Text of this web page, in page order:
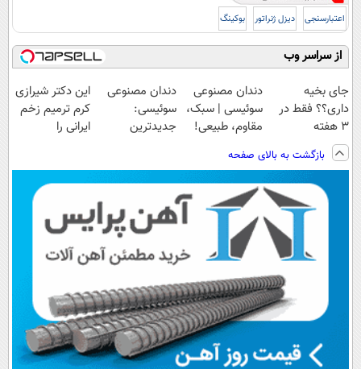
اعتبارسنجی دیزل ژنراتور بوکینگ
از سراسر وب
جای بخیه
داری؟؟ فقط در
3 هفته
ترمیمش کن!😍
دندان مصنوعی
سوئیسی | سبک،
مقاوم، طبیعی!
رایگان+پرداخت
اقساطی😍
دندان مصنوعی
سوئیسی:
جدیدترین
پرداخت قسطی
این دکتر شیرازی
کرم ترمیم زخم
ایرانی را
بازگشت به بالای صفحه